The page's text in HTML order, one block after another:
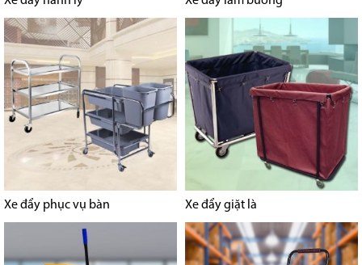
Xe đẩy phục vụ bàn Xe đẩy giặt là